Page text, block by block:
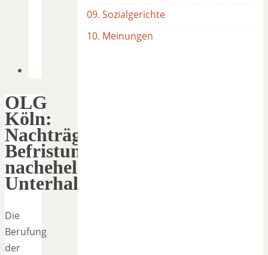
OLG
Köln:
Nachträgliche
Befristung
nachehelichen
Unterhalts
Die
Berufung
der
09. Sozialgerichte
10. Meinungen